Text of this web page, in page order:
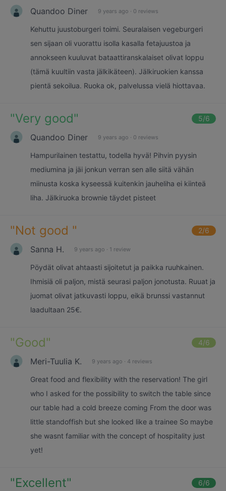
Quandoo Diner 9 years ago · 0 reviews
Kehuttu juustoburgeri toimi. Seuralaisen vegeburgeri
sen sijaan oli vuorattu isolla kasalla fetajuustoa ja
annokseen kuuluvat bataattiranskalaiset olivat loppu
(tämä kuultiin vasta jälkikäteen). Jälkiruokien kanssa
pientä sekoilua. Ruoka ok, palvelussa vielä hiottavaa.
"Very good" 5/6
Quandoo Diner 9 years ago · 0 reviews
Hampurilainen testattu, todella hyvä! Pihvin pyysin
mediumina ja jäi jonkun verran sen alle siitä vähän
miinusta koska kyseessä kuitenkin jauheliha ei kiinteä
liha. Jälkiruoka brownie täydet pisteet
"Not good " 2/6
Sanna H. 9 years ago · 1 review
Pöydät olivat ahtaasti sijoitetut ja paikka ruuhkainen.
Ihmisiä oli paljon, mistä seurasi paljon jonotusta. Ruuat ja
juomat olivat jatkuvasti loppu, eikä brunssi vastannut
laadultaan 25€.
"Good" 4/6
Meri-Tuulia K. 9 years ago · 4 reviews
Great food and flexibility with the reservation! The girl
who I asked for the possibility to switch the table since
our table had a cold breeze coming From the door was
little standoffish but she looked like a trainee So maybe
she wasnt familiar with the concept of hospitality just
yet!
"Excellent" 6/6